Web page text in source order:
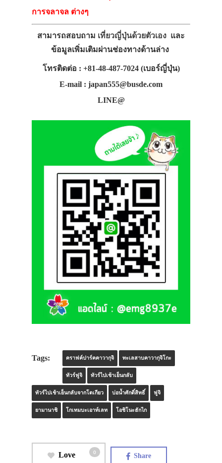
การจลาจล ต่างๆ
สามารถสอบถาม เที่ยวญี่ปุ่นด้วยตัวเอง และ
ข้อมูลเพิ่มเติมผ่านช่องทางด้านล่าง
โทรติดต่อ : +81-48-487-7024 (เบอร์ญี่ปุ่น)
E-mail : japan555@busde.com
LINE@
Tags: คราฟค์ปาร์คคาวากุจิ ทะเลสาบคาวากุจิโกะ
ทัวร์ฟูจิ ทัวร์ไปเช้าเย็นกลับ
ทัวร์ไปเช้าเย็นกลับจากโตเกียว บ่อน้ำศักดิ์สิทธิ์ ฟูจิ
ยามานาชิ โกเทมบะเอาท์เลท โอชิโนะฮักไก
Love 0 Share